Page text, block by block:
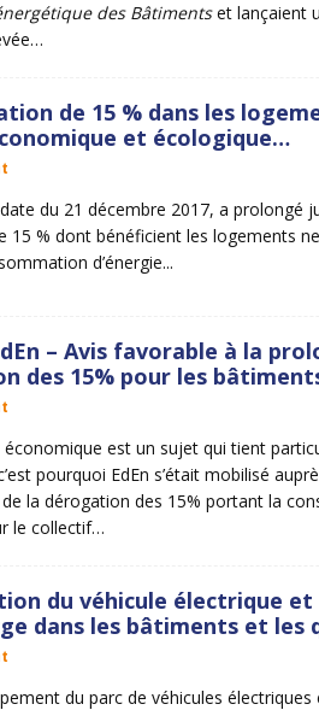
des Bâtimentset lançaient
de 15 % dans les
et écologique…
du 21 décembre 2017, a prolongé
15 % dont bénéficient les logements
d’énergie...
– Avis favorable à la
des 15% pour les
économique est un sujet qui tient
pourquoi EdEn s’était mobilisé
la dérogation des 15% portant la
le collectif…
du véhicule électrique
dans les bâtiments et les
du parc de véhicules électriques